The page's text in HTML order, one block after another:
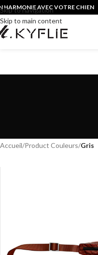
Skip to navigation
Skip to main content
HARMONIE AVEC VOTRE CHIEN
Accueil/Product Couleurs/Gris